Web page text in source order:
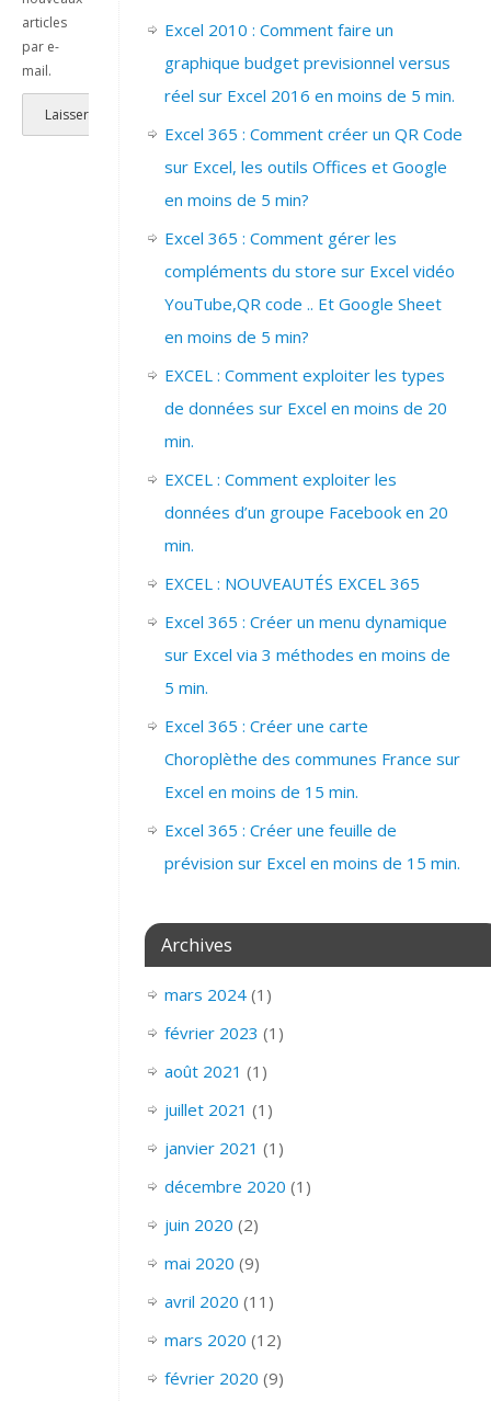
articles
par e-
mail.
Excel 2010 : Comment faire un
graphique budget previsionnel versus
réel sur Excel 2016 en moins de 5 min.
Excel 365 : Comment créer un QR Code
sur Excel, les outils Offices et Google
en moins de 5 min?
Excel 365 : Comment gérer les
compléments du store sur Excel vidéo
YouTube,QR code .. Et Google Sheet
en moins de 5 min?
EXCEL : Comment exploiter les types
de données sur Excel en moins de 20
min.
EXCEL : Comment exploiter les
données d’un groupe Facebook en 20
min.
EXCEL : NOUVEAUTÉS EXCEL 365
Excel 365 : Créer un menu dynamique
sur Excel via 3 méthodes en moins de
5 min.
Excel 365 : Créer une carte
Choroplèthe des communes France sur
Excel en moins de 15 min.
Excel 365 : Créer une feuille de
prévision sur Excel en moins de 15 min.
Archives
mars 2024(1)
février 2023 (1)
août 2021 (1)
juillet 2021 (1)
janvier 2021 (1)
décembre 2020 (1)
juin 2020 (2)
mai 2020 (9)
avril 2020 (11)
mars 2020 (12)
février 2020 (9)